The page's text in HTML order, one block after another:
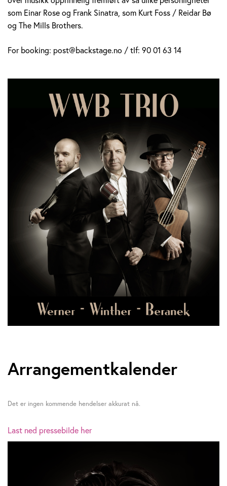
som Einar Rose og Frank Sinatra, som Kurt Foss / Reidar Bø
og The Mills Brothers.
For booking: post@backstage.no / tlf: 90 01 63 14
Arrangementkalender
Det er ingen kommende hendelser akkurat nå.
Last ned pressebilde her